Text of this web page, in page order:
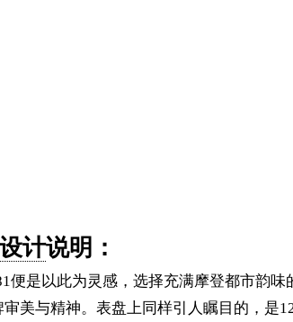
计说明：
便是以此为灵感，选择充满摩登都市韵
美与精神。表盘上同样引人瞩目的，是